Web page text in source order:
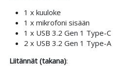
1 x kuuloke
1 x mikrofoni sisään
1 x USB 3.2 Gen 1 Type-C
2 x USB 3.2 Gen 1 Type-A
Liitännät (takana):